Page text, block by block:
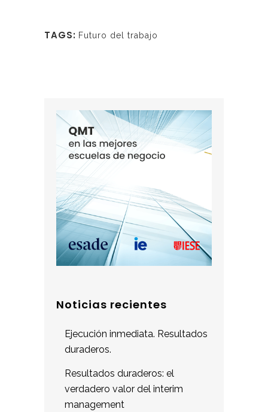
TAGS: Futuro del trabajo
Noticias recientes
Ejecución inmediata. Resultados
duraderos.
Resultados duraderos: el
verdadero valor del interim
management